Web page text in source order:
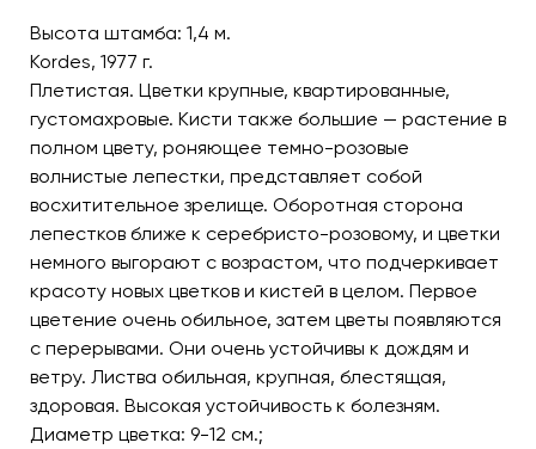
Высота штамба: 1,4 м.
Kordes, 1977 г.
Плетистая. Цветки крупные, квартированные,
густомахровые. Кисти также большие — растение в
полном цвету, роняющее темно-розовые
волнистые лепестки, представляет собой
восхитительное зрелище. Оборотная сторона
лепестков ближе к серебристо-розовому, и цветки
немного выгорают с возрастом, что подчеркивает
красоту новых цветков и кистей в целом. Первое
цветение очень обильное, затем цветы появляются
с перерывами. Они очень устойчивы к дождям и
ветру. Листва обильная, крупная, блестящая,
здоровая. Высокая устойчивость к болезням.
Диаметр цветка: 9-12 см.;